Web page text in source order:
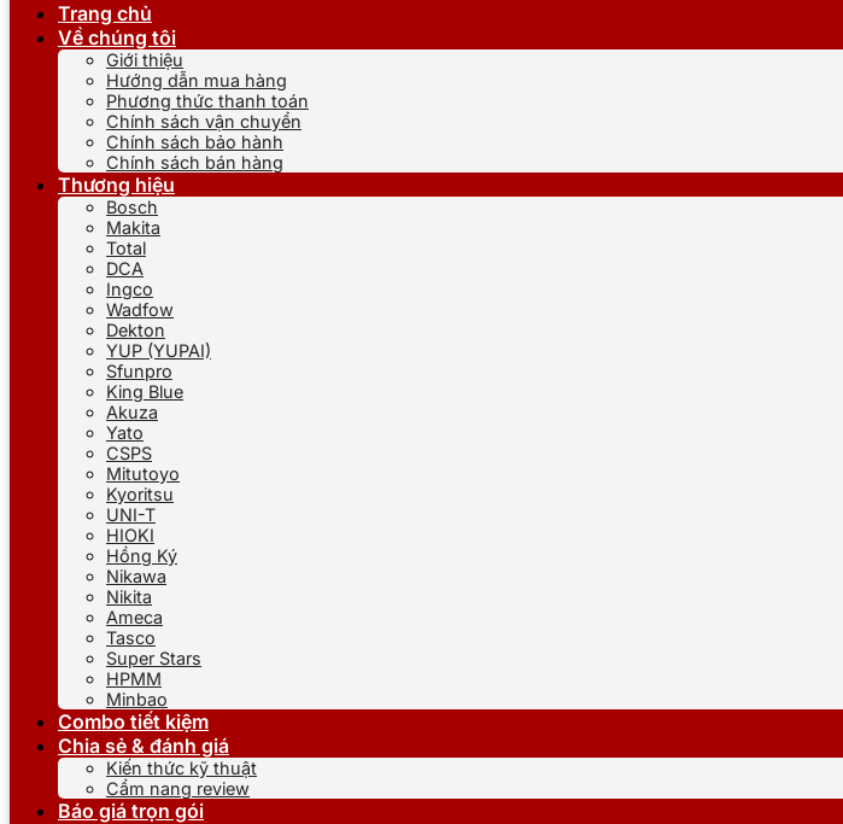
Trang chủ
Về chúng tôi
Giới thiệu
Hướng dẫn mua hàng
Phương thức thanh toán
Chính sách vận chuyển
Chính sách bảo hành
Chính sách bán hàng
Thương hiệu
Bosch
Makita
Total
DCA
Ingco
Wadfow
Dekton
YUP (YUPAI)
Sfunpro
King Blue
Akuza
Yato
CSPS
Mitutoyo
Kyoritsu
UNI-T
HIOKI
Hồng Ký
Nikawa
Nikita
Ameca
Tasco
Super Stars
HPMM
Minbao
Combo tiết kiệm
Chia sẻ & đánh giá
Kiến thức kỹ thuật
Cẩm nang review
Báo giá trọn gói